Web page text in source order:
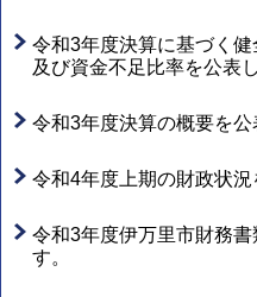
令和3年度決算に基づく
及び資金不足比率を公表
令和3年度決算の概要を公
令和4年度上期の財政状
令和3年度伊万里市財務書
す。